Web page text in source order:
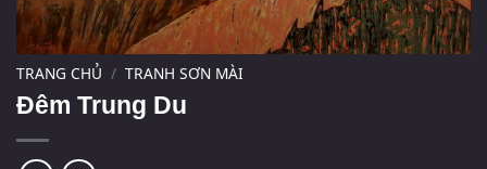
TRANG CHỦ / TRANH SƠN MÀI
Đêm Trung Du